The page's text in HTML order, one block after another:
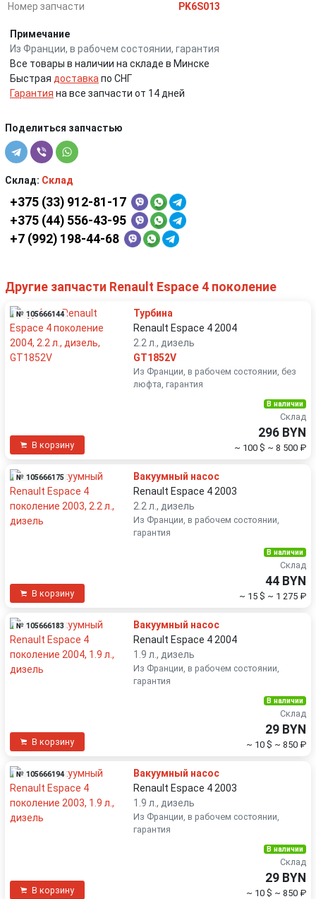
Номер запчасти
PK6S013
Примечание
Из Франции, в рабочем состоянии, гарантия
Все товары в наличии на складе в Минске
Быстрая доставка по СНГ
Гарантия на все запчасти от 14 дней
Поделиться запчастью
Склад: Склад
+375 (33) 912-81-17
+375 (44) 556-43-95
+7 (992) 198-44-68
Другие запчасти Renault Espace 4 поколение
№ 105666144
Турбина
Renault Espace 4 2004
2.2 л., дизель
GT1852V
Из Франции, в рабочем состоянии, без
люфта, гарантия
В корзину
В наличии
Склад
296 BYN
~ 100 $ ~ 8 500 ₽
№ 105666175
Вакуумный насос
Renault Espace 4 2003
2.2 л., дизель
Из Франции, в рабочем состоянии,
гарантия
В корзину
В наличии
Склад
44 BYN
~ 15 $ ~ 1 275 ₽
№ 105666183
Вакуумный насос
Renault Espace 4 2004
1.9 л., дизель
Из Франции, в рабочем состоянии,
гарантия
В корзину
В наличии
Склад
29 BYN
~ 10 $ ~ 850 ₽
№ 105666194
Вакуумный насос
Renault Espace 4 2003
1.9 л., дизель
Из Франции, в рабочем состоянии,
гарантия
В корзину
В наличии
Склад
29 BYN
~ 10 $ ~ 850 ₽